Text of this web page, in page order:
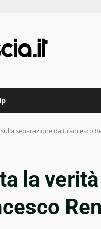
separazione da Francesco
la